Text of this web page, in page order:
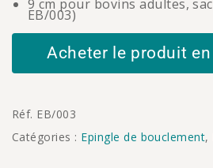
9 cm pour bovins adultes,
EB/003)
Acheter le produit
Réf. EB/003
Catégories : Epingle de bouclement,